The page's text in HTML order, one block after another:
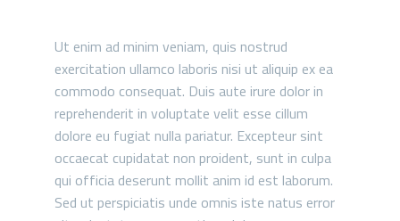
Ut enim ad minim veniam, quis nostrud
exercitation ullamco laboris nisi ut aliquip ex ea
commodo consequat. Duis aute irure dolor in
reprehenderit in voluptate velit esse cillum
dolore eu fugiat nulla pariatur. Excepteur sint
occaecat cupidatat non proident, sunt in culpa
qui officia deserunt mollit anim id est laborum.
Sed ut perspiciatis unde omnis iste natus error